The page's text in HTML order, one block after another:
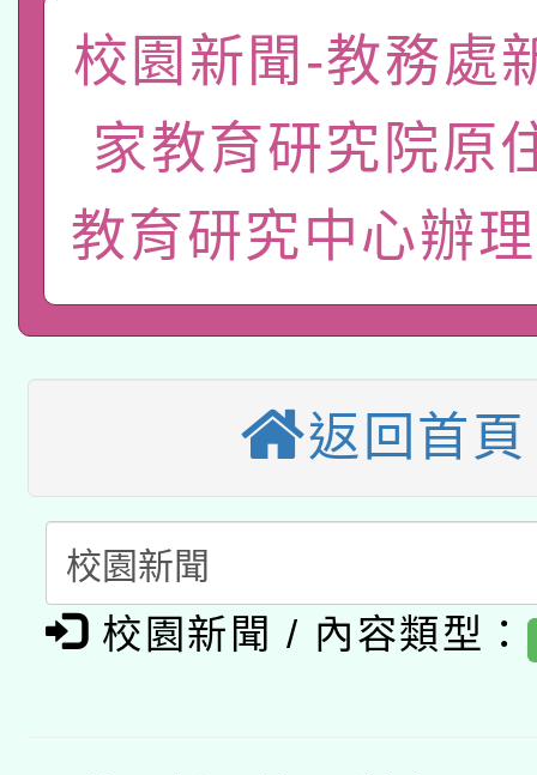
pilot」
有關大陸委員會函釋公
轉知經濟部水利署委託
業技術研究院辦理「
用水績優單位及節水達
動」
115年8月22日(星期六
桃園市孔廟祈福系列
2026年桃園地景藝術
「2026桃園藝術巡演
關事宜
適應運動共學行動站研
暨閱讀推動專業研習
科技賦能─人工智慧
礎課程
A3數位素養講師名單
「數位內容與教學軟體
pilot」
有關大陸委員會函釋公
校園新聞-教務處
家教育研究院原
教育研究中心辦
返回首頁
校園新聞 / 內容類型：